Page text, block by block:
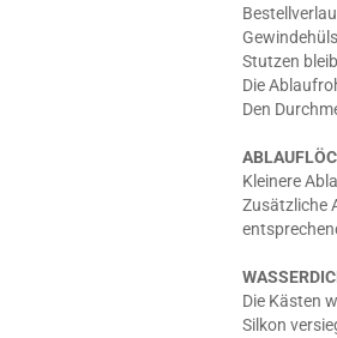
Stutzen
Die
Den
Kleinere
Zusätzliche
Die Kästen
Silkon